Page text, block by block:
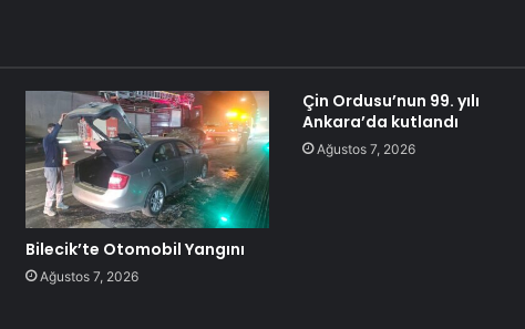
Bilecik’te Otomobil Yangını
Ağustos 7, 2026
Çin Ordusu’nun 99. yılı
Ankara’da kutlandı
Ağustos 7, 2026